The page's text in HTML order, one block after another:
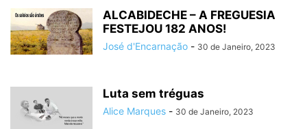
ALCABIDECHE – A FREGUESIA
FESTEJOU 182 ANOS!
José d'Encarnação - 30 de Janeiro, 2023
Luta sem tréguas
Alice Marques - 30 de Janeiro, 2023